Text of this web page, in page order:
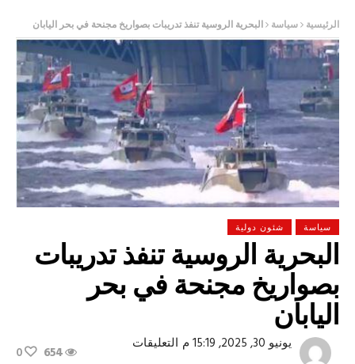
الرئيسية سياسة البحرية الروسية تنفذ تدريبات بصواريخ مجنحة في بحر اليابان
سياسة شئون دولية
البحرية الروسية تنفذ تدريبات
بصواريخ مجنحة في بحر
اليابان
يونيو 30, 2025, 15:19 م التعليقاتعلى
654
0